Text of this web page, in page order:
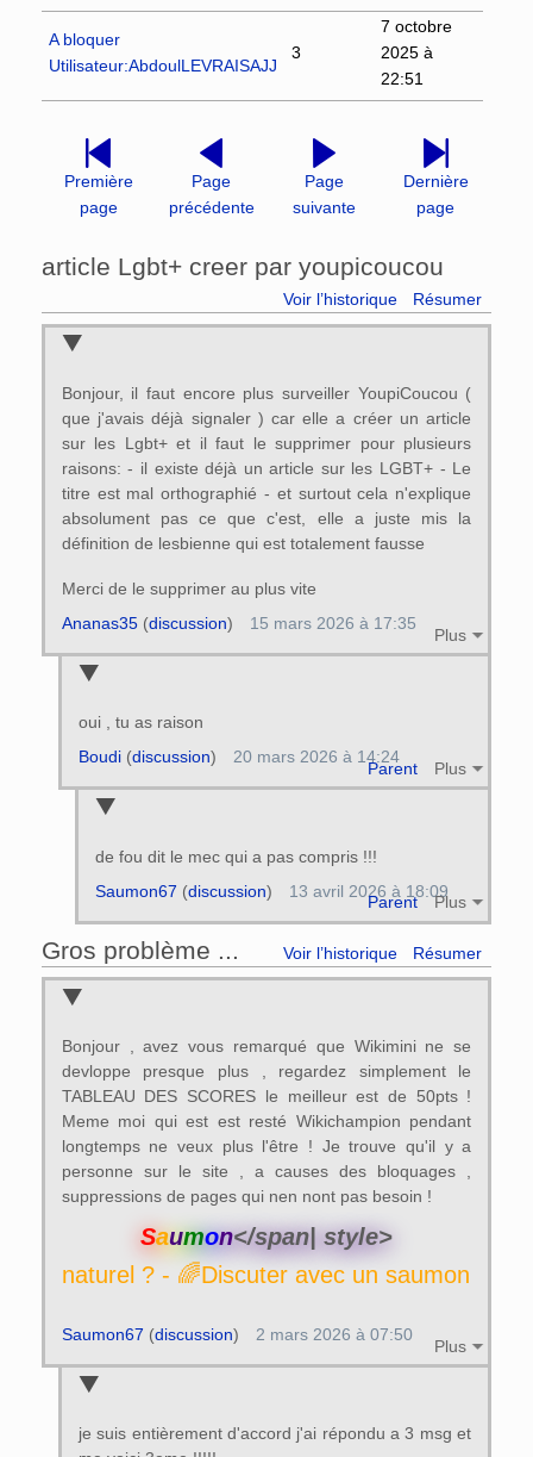
A bloquer
Utilisateur:AbdoulLEVRAISAJJ
3
7 octobre
2025 à
22:51
Première
page
Page
précédente
Page
suivante
Dernière
page
article Lgbt+ creer par youpicoucou
Voir l’historique Résumer
Bonjour, il faut encore plus surveiller YoupiCoucou (
que j'avais déjà signaler ) car elle a créer un article
sur les Lgbt+ et il faut le supprimer pour plusieurs
raisons: - il existe déjà un article sur les LGBT+ - Le
titre est mal orthographié - et surtout cela n'explique
absolument pas ce que c'est, elle a juste mis la
définition de lesbienne qui est totalement fausse
Merci de le supprimer au plus vite
Plus
Ananas35(discussion) 15 mars 2026 à 17:35
oui , tu as raison
Parent Plus
Boudi(discussion) 20 mars 2026 à 14:24
de fou dit le mec qui a pas compris !!!
Parent Plus
Saumon67 (discussion) 13 avril 2026 à 18:09
Gros problème ... Voir l’historique Résumer
Bonjour , avez vous remarqué que Wikimini ne se
devloppe presque plus , regardez simplement le
TABLEAU DES SCORES le meilleur est de 50pts !
Meme moi qui est est resté Wikichampion pendant
longtemps ne veux plus l'être ! Je trouve qu'il y a
personne sur le site , a causes des bloquages ,
suppressions de pages qui nen nont pas besoin !
Saumon</span| style>
- 🌈Discuter avec un saumon naturel ? -
Plus
Saumon67 (discussion) 2 mars 2026 à 07:50
je suis entièrement d'accord j'ai répondu a 3 msg et